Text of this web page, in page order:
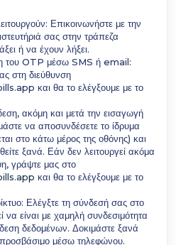
Επικοινωνήστε με την
σας στην τράπεζα
ή να έχουν λήξει.
του OTP μέσω SMS ή email:
στη διεύθυνση
και θα το ελέγξουμε με το
ακόμη και μετά την εισαγωγή
να αποσυνδέσετε το ίδρυμα
στο κάτω μέρος της οθόνης) και
ξανά. Εάν δεν λειτουργεί ακόμα
γράψτε μας στο
και θα το ελέγξουμε με το
Ελέγξτε τη σύνδεσή σας στο
να είναι με χαμηλή συνδεσιμότητα
δεδομένων. Δοκιμάστε ξανά
προσβάσιμο μέσω τηλεφώνου.